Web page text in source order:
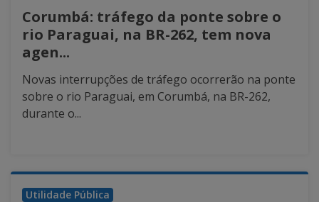
Corumbá: tráfego da ponte sobre o
rio Paraguai, na BR-262, tem nova
agen...
Novas interrupções de tráfego ocorrerão na ponte
sobre o rio Paraguai, em Corumbá, na BR-262,
durante o...
Utilidade Pública